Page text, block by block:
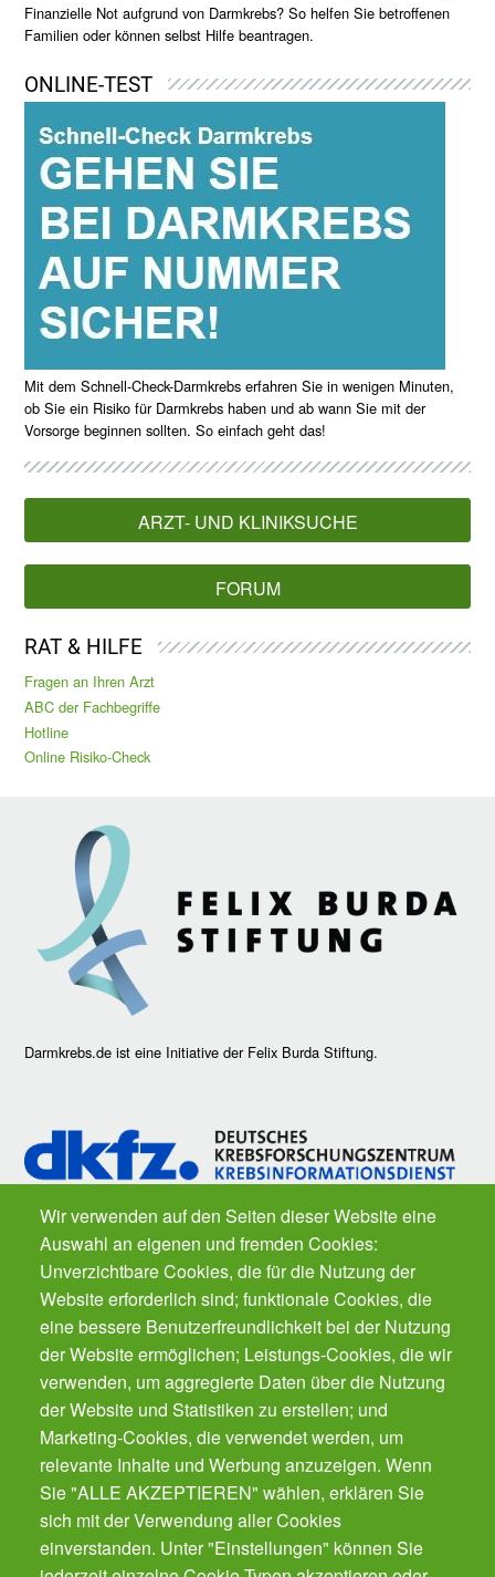
Finanzielle Not aufgrund von Darmkrebs? So helfen Sie betroffenen
Familien oder können selbst Hilfe beantragen.
ONLINE-TEST
Mit dem Schnell-Check-Darmkrebs erfahren Sie in wenigen Minuten,
ob Sie ein Risiko für Darmkrebs haben und ab wann Sie mit der
Vorsorge beginnen sollten. So einfach geht das!
ARZT- UND KLINIKSUCHE
FORUM
RAT & HILFE
Fragen an Ihren Arzt
ABC der Fachbegriffe
Hotline
Online Risiko-Check
Darmkrebs.de ist eine Initiative der Felix Burda Stiftung.
Wir verwenden auf den Seiten dieser Website eine
Auswahl an eigenen und fremden Cookies:
Unverzichtbare Cookies, die für die Nutzung der
Website erforderlich sind; funktionale Cookies, die
eine bessere Benutzerfreundlichkeit bei der Nutzung
der Website ermöglichen; Leistungs-Cookies, die wir
verwenden, um aggregierte Daten über die Nutzung
der Website und Statistiken zu erstellen; und
Marketing-Cookies, die verwendet werden, um
relevante Inhalte und Werbung anzuzeigen. Wenn
Sie "ALLE AKZEPTIEREN" wählen, erklären Sie
sich mit der Verwendung aller Cookies
einverstanden. Unter "Einstellungen" können Sie
Fragen zu Krebs? DerKrebsinformationsdienstdes Deutschen
Krebsforschungszentrums ist für Sie da. Kostenfrei.
Der Gesundheits-Butler für Ihr Smartphone.
Der automatische Gesundheits-Manager für alle
Präventions-Leistung - von Impfungen, Zahnarzt
bis Krebsvorsorge. Für die ganze Familie.
Gratis!
Cookies verwalten